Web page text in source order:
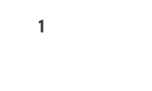
1